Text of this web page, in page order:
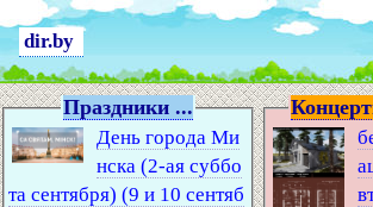
dir.by
Праздники ...
День города Ми
нска (2-ая суббо
та сентября) (9 и 10 сентяб